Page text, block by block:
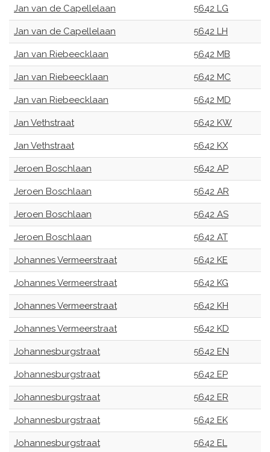
Jan van de Capellelaan 5642 LG
Jan van de Capellelaan 5642 LH
Jan van Riebeecklaan 5642 MB
Jan van Riebeecklaan 5642 MC
Jan van Riebeecklaan 5642 MD
Jan Vethstraat 5642 KW
Jan Vethstraat 5642 KX
Jeroen Boschlaan 5642 AP
Jeroen Boschlaan 5642 AR
Jeroen Boschlaan 5642 AS
Jeroen Boschlaan 5642 AT
Johannes Vermeerstraat 5642 KE
Johannes Vermeerstraat 5642 KG
Johannes Vermeerstraat 5642 KH
Johannes Vermeerstraat 5642 KD
Johannesburgstraat 5642 EN
Johannesburgstraat 5642 EP
Johannesburgstraat 5642 ER
Johannesburgstraat 5642 EK
Johannesburgstraat 5642 EL